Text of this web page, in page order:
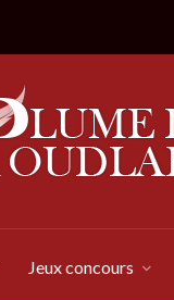
Jeux concours